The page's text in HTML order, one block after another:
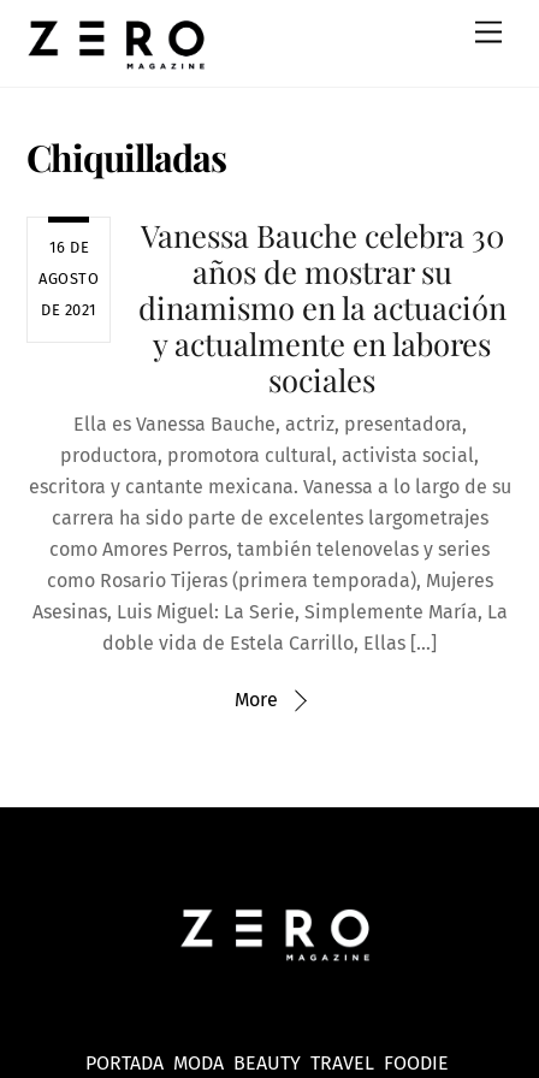
Chiquilladas
16 DE
AGOSTO
DE 2021
Vanessa Bauche celebra 30
años de mostrar su
dinamismo en la actuación
y actualmente en labores
sociales
Ella es Vanessa Bauche, actriz, presentadora,
productora, promotora cultural, activista social,
escritora y cantante mexicana. Vanessa a lo largo de su
carrera ha sido parte de excelentes largometrajes
como Amores Perros, también telenovelas y series
como Rosario Tijeras (primera temporada), Mujeres
Asesinas, Luis Miguel: La Serie, Simplemente María, La
doble vida de Estela Carrillo, Ellas […]
More
PORTADA MODA BEAUTY TRAVEL FOODIE